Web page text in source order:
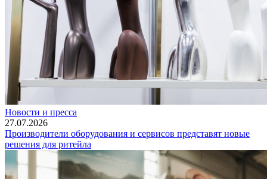
Новости и пресса
27.07.2026
Производители оборудования и сервисов представят новые
решения для ритейла